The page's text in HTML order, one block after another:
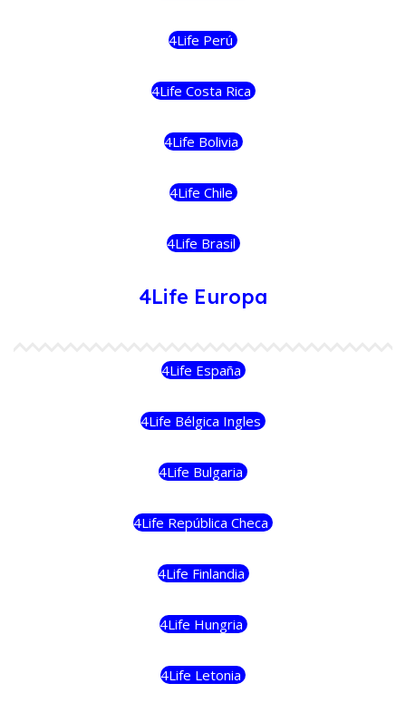
4Life Perú
4Life Costa Rica
4Life Bolivia
4Life Chile
4Life Brasil
4Life Europa
4Life España
4Life Bélgica Ingles
4Life Bulgaria
4Life República Checa
4Life Finlandia
4Life Hungria
4Life Letonia